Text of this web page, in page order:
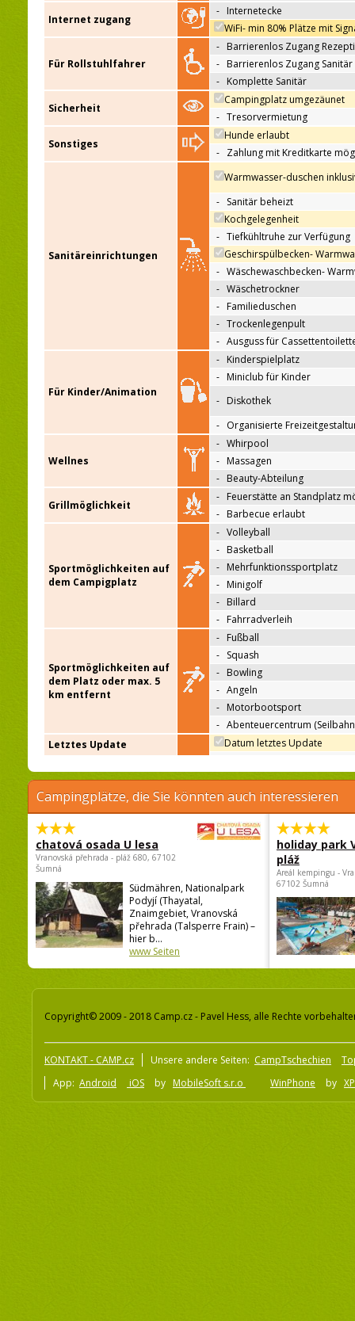
Internet zugang
- Internetecke
WiFi- min 80% Plätze mit
Für Rollstuhlfahrer
- Barrierenlos Zugang
- Barrierenlos Zugang Sanitär
- Komplette Sanitär
Sicherheit
Campingplatz umgezäunet
- Tresorvermietung
Sonstiges
Hunde erlaubt
- Zahlung mit Kreditkarte
Sanitäreinrichtungen
Warmwasser-duschen
- Sanitär beheizt
Kochgelegenheit
- Tiefkühltruhe zur Verfügung
Geschirspülbecken-
- Wäschewaschbecken-
- Wäschetrockner
- Familieduschen
- Trockenlegenpult
- Ausguss für
Für Kinder/Animation
- Kinderspielplatz
- Miniclub für Kinder
- Diskothek
- Organisierte
Wellnes
- Whirpool
- Massagen
- Beauty-Abteilung
Grillmöglichkeit
- Feuerstätte an Standplatz
- Barbecue erlaubt
Sportmöglichkeiten auf
dem Campigplatz
- Volleyball
- Basketball
- Mehrfunktionssportplatz
- Minigolf
- Billard
- Fahrradverleih
Sportmöglichkeiten auf
dem Platz oder max. 5
km entfernt
- Fußball
- Squash
- Bowling
- Angeln
- Motorbootsport
- Abenteuercentrum
Letztes Update
Datum letztes Update
Campingplätze, die Sie könnten auch interessieren
chatová osada U lesa
Vranovská přehrada - pláž 680, 67102
Šumná
Südmähren, Nationalpark
Podyjí (Thayatal,
Znaimgebiet, Vranovská
přehrada (Talsperre Frain) –
hier b...
www Seiten
holiday park
pláž
Areál kempingu -
67102 Šumná
Copyright© 2009 - 2018 Camp.cz - Pavel Hess, alle Rechte
KONTAKT - CAMP.cz Unsere andere Seiten: CampTschechien
App: Android iOS by MobileSoft s.r.o WinPhone by